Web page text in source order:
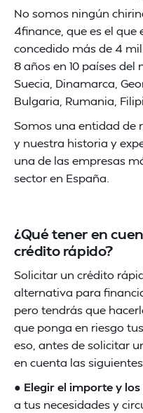
No somos ningún
4finance, que es el que
concedido más de 4
8 años en 10 países
Suecia, Dinamarca,
Bulgaria, Rumania,
Somos una entidad de
y nuestra historia y
una de las empresas
sector en España.
¿Qué tener en
crédito rápido?
Solicitar un crédito
alternativa para
pero tendrás que
que ponga en riesgo
eso, antes de solicitar
en cuenta las
● Elegir el importe y
a tus necesidades y